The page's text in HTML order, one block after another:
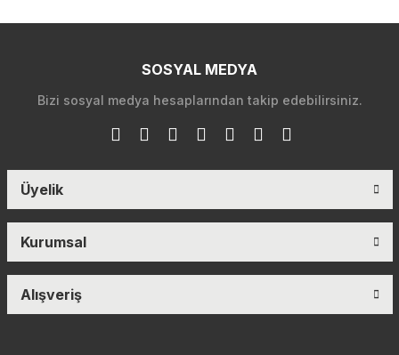
SOSYAL MEDYA
Bizi sosyal medya hesaplarından takip edebilirsiniz.
Üyelik
Kurumsal
Alışveriş